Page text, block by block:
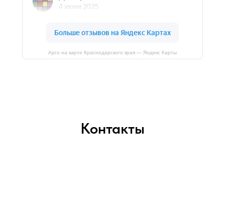
Арго на карте Краснодарского края — Яндекс Карты
Контакты